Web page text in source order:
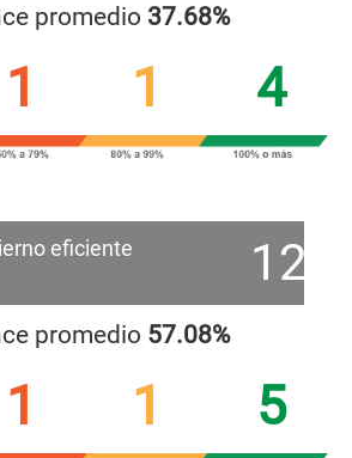
promedio 37.68%
1 1 4
eficiente 12
promedio 57.08%
1 1 5